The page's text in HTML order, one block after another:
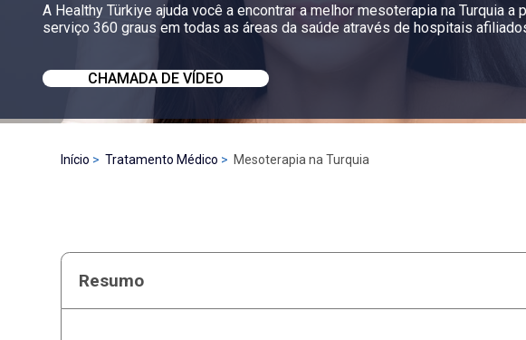
A Healthy Türkiye ajuda você a encontrar a melhor mesoterapia na Turquia
serviço 360 graus em todas as áreas da saúde através de hospitais
CHAMADA DE VÍDEO
Início Tratamento Médico Mesoterapia na Turquia
Resumo